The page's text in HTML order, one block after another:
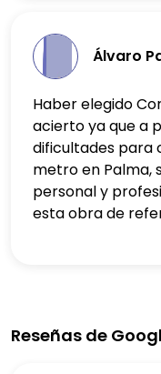
Álvaro
Haber elegido
acierto ya que a
dificultades para
metro en Palma,
personal y
esta obra de
Reseñas de